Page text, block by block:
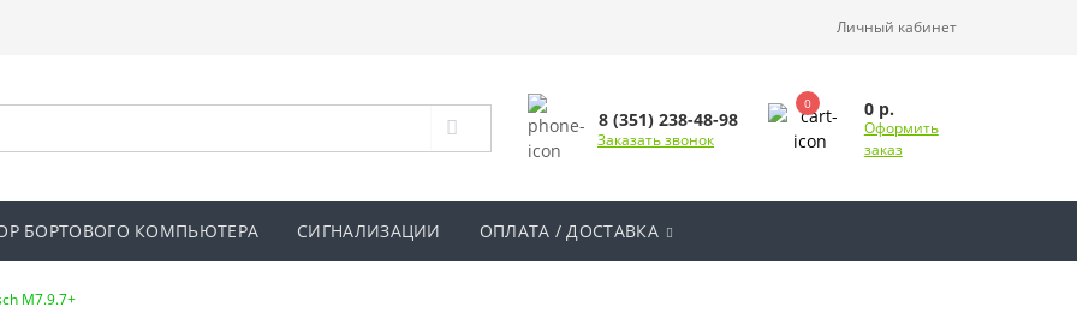
Личный кабинет
8 (351) 238-48-98
Заказать звонок
0 0 р.
Оформить
заказ
БОРТОВОГО КОМПЬЮТЕРА СИГНАЛИЗАЦИИ ОПЛАТА / ДОСТАВКА
M7.9.7+